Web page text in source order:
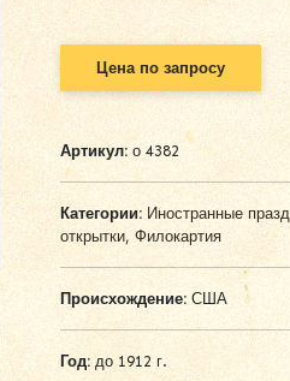
Цена по запросу
Артикул:о 4382
Категории: Иностранные
открытки, Филокартия
Происхождение:США
Год:до 1912 г.